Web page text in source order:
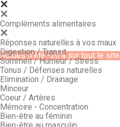
Soldes d'été -20% sur tout le site
Compléments alimentaires
Réponses naturelles à vos maux
Digestion / Transit
Sommeil / Humeur / Stress
Tonus / Défenses naturelles
Elimination / Drainage
Minceur
Coeur / Artères
Mémoire - Concentration
Bien-être au féminin